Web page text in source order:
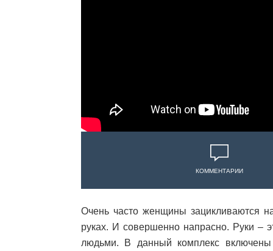
КОММЕНТАРИИ
Очень часто женщины зацикливаются
руках. И совершенно напрасно. Руки –
людьми. В данный комплекс включены